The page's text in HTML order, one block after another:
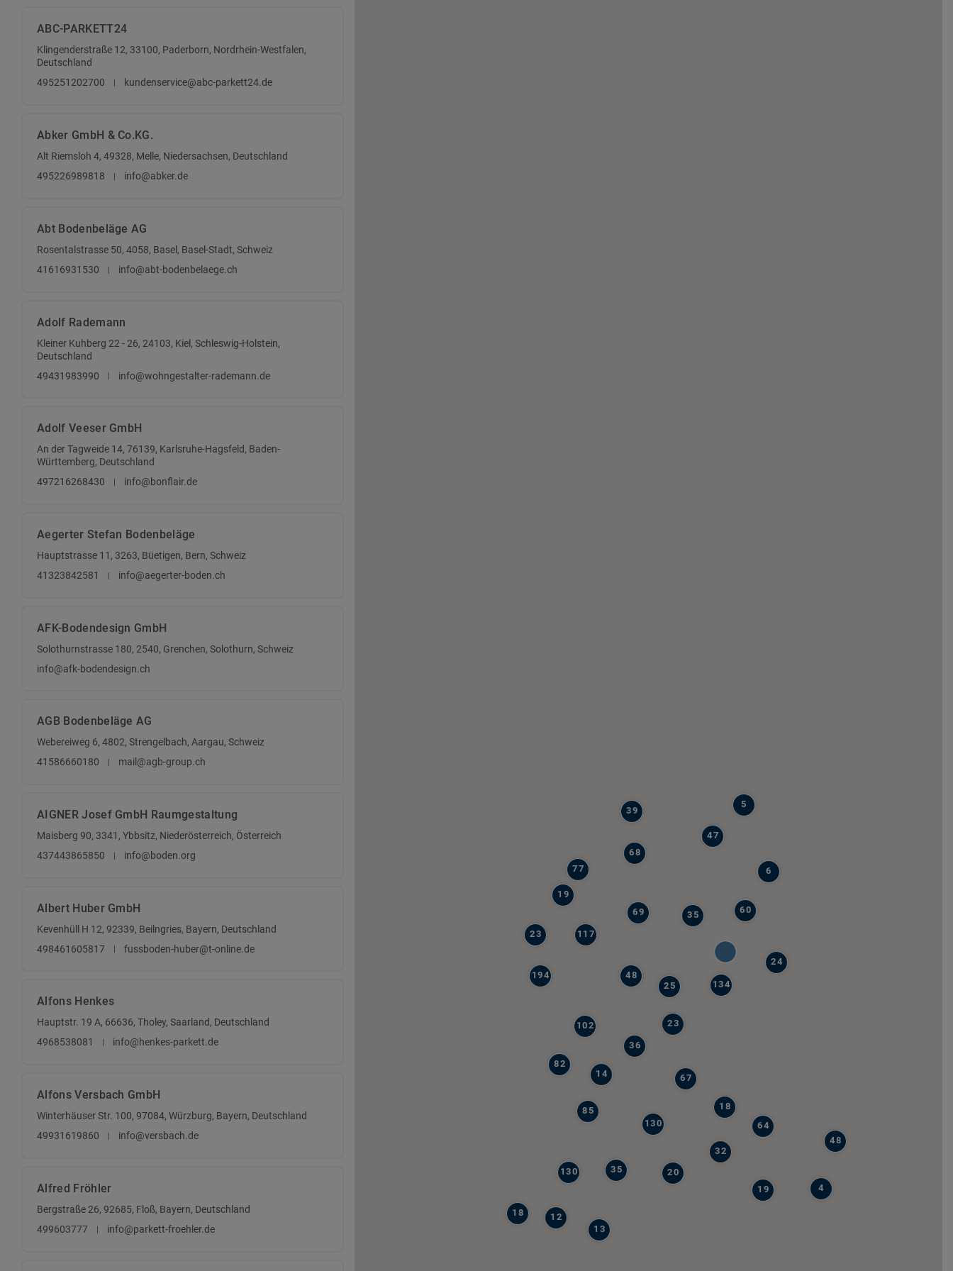
ABC-PARKETT24
Klingenderstraße 12, 33100, Paderborn, Nordrhein-Westfalen,
Deutschland
495251202700
kundenservice@abc-parkett24.de
Abker GmbH & Co.KG.
Alt Riemsloh 4, 49328, Melle, Niedersachsen, Deutschland
495226989818
info@abker.de
Abt Bodenbeläge AG
Rosentalstrasse 50, 4058, Basel, Basel-Stadt, Schweiz
41616931530
info@abt-bodenbelaege.ch
Adolf Rademann
Kleiner Kuhberg 22 - 26, 24103, Kiel, Schleswig-Holstein,
Deutschland
49431983990
info@wohngestalter-rademann.de
Adolf Veeser GmbH
An der Tagweide 14, 76139, Karlsruhe-Hagsfeld, Baden-
Württemberg, Deutschland
497216268430
info@bonflair.de
Aegerter Stefan Bodenbeläge
Hauptstrasse 11, 3263, Büetigen, Bern, Schweiz
41323842581
info@aegerter-boden.ch
AFK-Bodendesign GmbH
Solothurnstrasse 180, 2540, Grenchen, Solothurn, Schweiz
info@afk-bodendesign.ch
AGB Bodenbeläge AG
Webereiweg 6, 4802, Strengelbach, Aargau, Schweiz
41586660180
mail@agb-group.ch
AIGNER Josef GmbH Raumgestaltung
Maisberg 90, 3341, Ybbsitz, Niederösterreich, Österreich
437443865850
info@boden.org
Albert Huber GmbH
Kevenhüll H 12, 92339, Beilngries, Bayern, Deutschland
498461605817
fussboden-huber@t-online.de
Alfons Henkes
Hauptstr. 19 A, 66636, Tholey, Saarland, Deutschland
4968538081
info@henkes-parkett.de
Alfons Versbach GmbH
Winterhäuser Str. 100, 97084, Würzburg, Bayern, Deutschland
49931619860
info@versbach.de
Alfred Fröhler
Bergstraße 26, 92685, Floß, Bayern, Deutschland
499603777
info@parkett-froehler.de
48
85
194
77
117
130
39
64
67
82
36
130
69
134
23
68
35
35
102
19
23
47
19
48
14
60
12
18
32
13
20
24
6
25
5
4
18